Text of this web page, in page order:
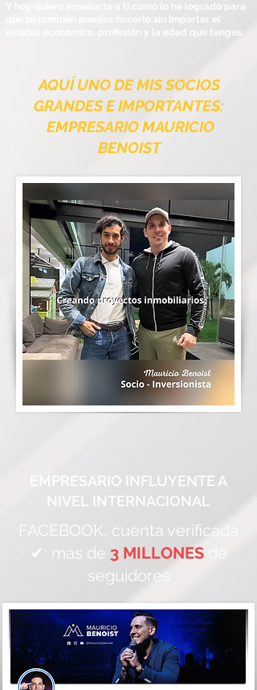
Y hoy quiero enseñarte a ti como lo he logrado para
que tú también puedas hacerlo sin importar el
estatus económico, profesión y la edad que tengas.
AQUÍ UNO DE MIS SOCIOS
GRANDES E IMPORTANTES:
EMPRESARIO MAURICIO
BENOIST
EMPRESARIO INFLUYENTE A
NIVEL INTERNACIONAL
FACEBOOK, cuenta verificada
✔: más de 3 MILLONES
de
seguidores